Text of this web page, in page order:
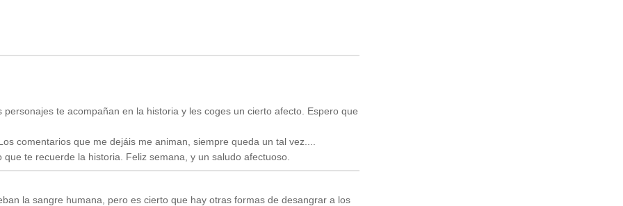
te acompañan en la historia y les coges un cierto afecto. Espero que
comentarios que me dejáis me animan, siempre queda un tal vez....
te recuerde la historia. Feliz semana, y un saludo afectuoso.
la sangre humana, pero es cierto que hay otras formas de desangrar a los